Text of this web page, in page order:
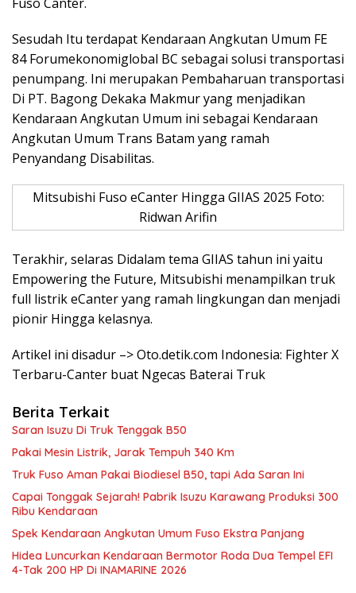
Sesudah Itu terdapat Kendaraan Angkutan Umum FE
84 Forumekonomiglobal BC sebagai solusi transportasi
penumpang. Ini merupakan Pembaharuan transportasi
Di PT. Bagong Dekaka Makmur yang menjadikan
Kendaraan Angkutan Umum ini sebagai Kendaraan
Angkutan Umum Trans Batam yang ramah
Penyandang Disabilitas.
Mitsubishi Fuso eCanter Hingga GIIAS 2025 Foto:
Ridwan Arifin
Terakhir, selaras Didalam tema GIIAS tahun ini yaitu
Empowering the Future, Mitsubishi menampilkan truk
full listrik eCanter yang ramah lingkungan dan menjadi
pionir Hingga kelasnya.
Artikel ini disadur –> Oto.detik.com Indonesia: Fighter X
Terbaru-Canter buat Ngecas Baterai Truk
Berita Terkait
Saran Isuzu Di Truk Tenggak B50
Pakai Mesin Listrik, Jarak Tempuh 340 Km
Truk Fuso Aman Pakai Biodiesel B50, tapi Ada Saran Ini
Capai Tonggak Sejarah! Pabrik Isuzu Karawang Produksi 300
Ribu Kendaraan
Spek Kendaraan Angkutan Umum Fuso Ekstra Panjang
Hidea Luncurkan Kendaraan Bermotor Roda Dua Tempel EFI
4-Tak 200 HP Di INAMARINE 2026